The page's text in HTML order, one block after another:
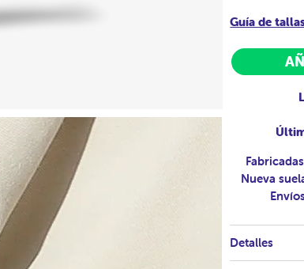
Guía de
Nueva
Detalles